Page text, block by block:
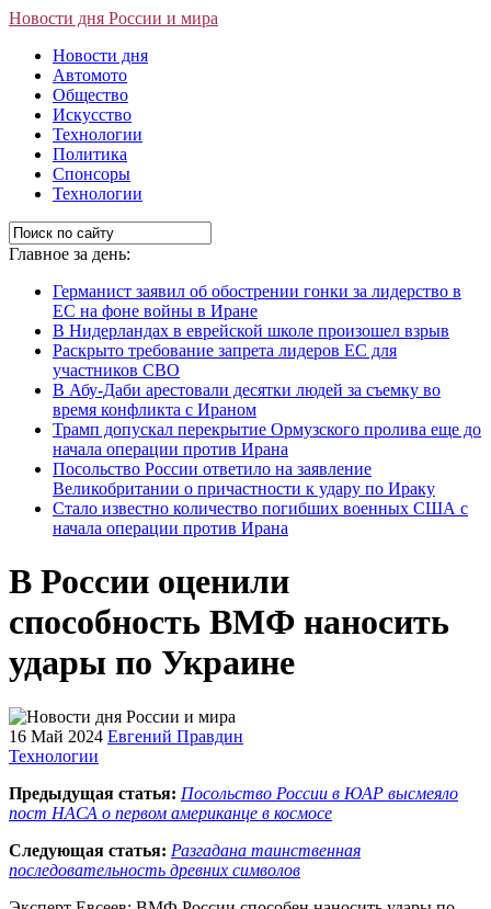
Новости дня России и мира
Новости дня
Автомото
Общество
Искусство
Технологии
Политика
Спонсоры
Технологии
Главное за день:
Германист заявил об обострении гонки за лидерство в
ЕС на фоне войны в Иране
В Нидерландах в еврейской школе произошел взрыв
Раскрыто требование запрета лидеров ЕС для
участников СВО
В Абу-Даби арестовали десятки людей за съемку во
время конфликта с Ираном
Трамп допускал перекрытие Ормузского пролива еще до
начала операции против Ирана
Посольство России ответило на заявление
Великобритании о причастности к удару по Ираку
Стало известно количество погибших военных США с
начала операции против Ирана
В России оценили
способность ВМФ наносить
удары по Украине
16 Май 2024 Евгений Правдин
Технологии
Предыдущая статья: Посольство России в ЮАР высмеяло
пост НАСА о первом американце в космосе
Следующая статья: Разгадана таинственная
последовательность древних символов